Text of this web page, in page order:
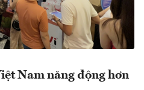
Nam năng động hơn